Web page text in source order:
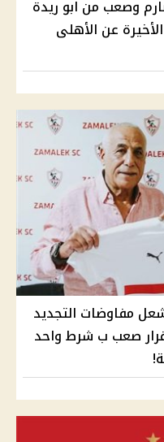
وصعب من ابو ريدة
عن الأهلى
مفاوضات التجديد
صعب ب شرط واحد